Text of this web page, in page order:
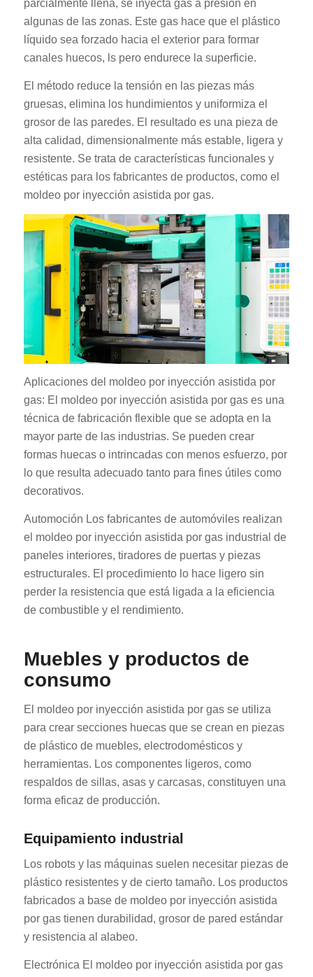
parcialmente llena, se inyecta gas a presión en
algunas de las zonas. Este gas hace que el plástico
líquido sea forzado hacia el exterior para formar
canales huecos, ls pero endurece la superficie.
El método reduce la tensión en las piezas más
gruesas, elimina los hundimientos y uniformiza el
grosor de las paredes. El resultado es una pieza de
alta calidad, dimensionalmente más estable, ligera y
resistente. Se trata de características funcionales y
estéticas para los fabricantes de productos, como el
moldeo por inyección asistida por gas.
Aplicaciones del moldeo por inyección asistida por
gas: El moldeo por inyección asistida por gas es una
técnica de fabricación flexible que se adopta en la
mayor parte de las industrias. Se pueden crear
formas huecas o intrincadas con menos esfuerzo, por
lo que resulta adecuado tanto para fines útiles como
decorativos.
Automoción Los fabricantes de automóviles realizan
el moldeo por inyección asistida por gas industrial de
paneles interiores, tiradores de puertas y piezas
estructurales. El procedimiento lo hace ligero sin
perder la resistencia que está ligada a la eficiencia
de combustible y el rendimiento.
Muebles y productos de
consumo
El moldeo por inyección asistida por gas se utiliza
para crear secciones huecas que se crean en piezas
de plástico de muebles, electrodomésticos y
herramientas. Los componentes ligeros, como
respaldos de sillas, asas y carcasas, constituyen una
forma eficaz de producción.
Equipamiento industrial
Los robots y las máquinas suelen necesitar piezas de
plástico resistentes y de cierto tamaño. Los productos
fabricados a base de moldeo por inyección asistida
por gas tienen durabilidad, grosor de pared estándar
y resistencia al alabeo.
Electrónica El moldeo por inyección asistida por gas